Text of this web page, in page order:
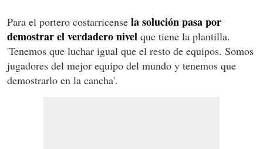
Para el portero costarricense la solución pasa por
demostrar el verdadero nivel que tiene la plantilla.
'Tenemos que luchar igual que el resto de equipos. Somos
jugadores del mejor equipo del mundo y tenemos que
demostrarlo en la cancha'.